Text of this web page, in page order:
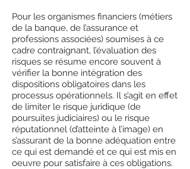
Pour les organismes financiers (métiers
de la banque, de l’assurance et
professions associées) soumises à ce
cadre contraignant, l’évaluation des
risques se résume encore souvent à
vérifier la bonne intégration des
dispositions obligatoires dans les
processus opérationnels. Il s’agit en effet
de limiter le risque juridique (de
poursuites judiciaires) ou le risque
réputationnel (d’atteinte à l’image) en
s’assurant de la bonne adéquation entre
ce qui est demandé et ce qui est mis en
oeuvre pour satisfaire à ces obligations.